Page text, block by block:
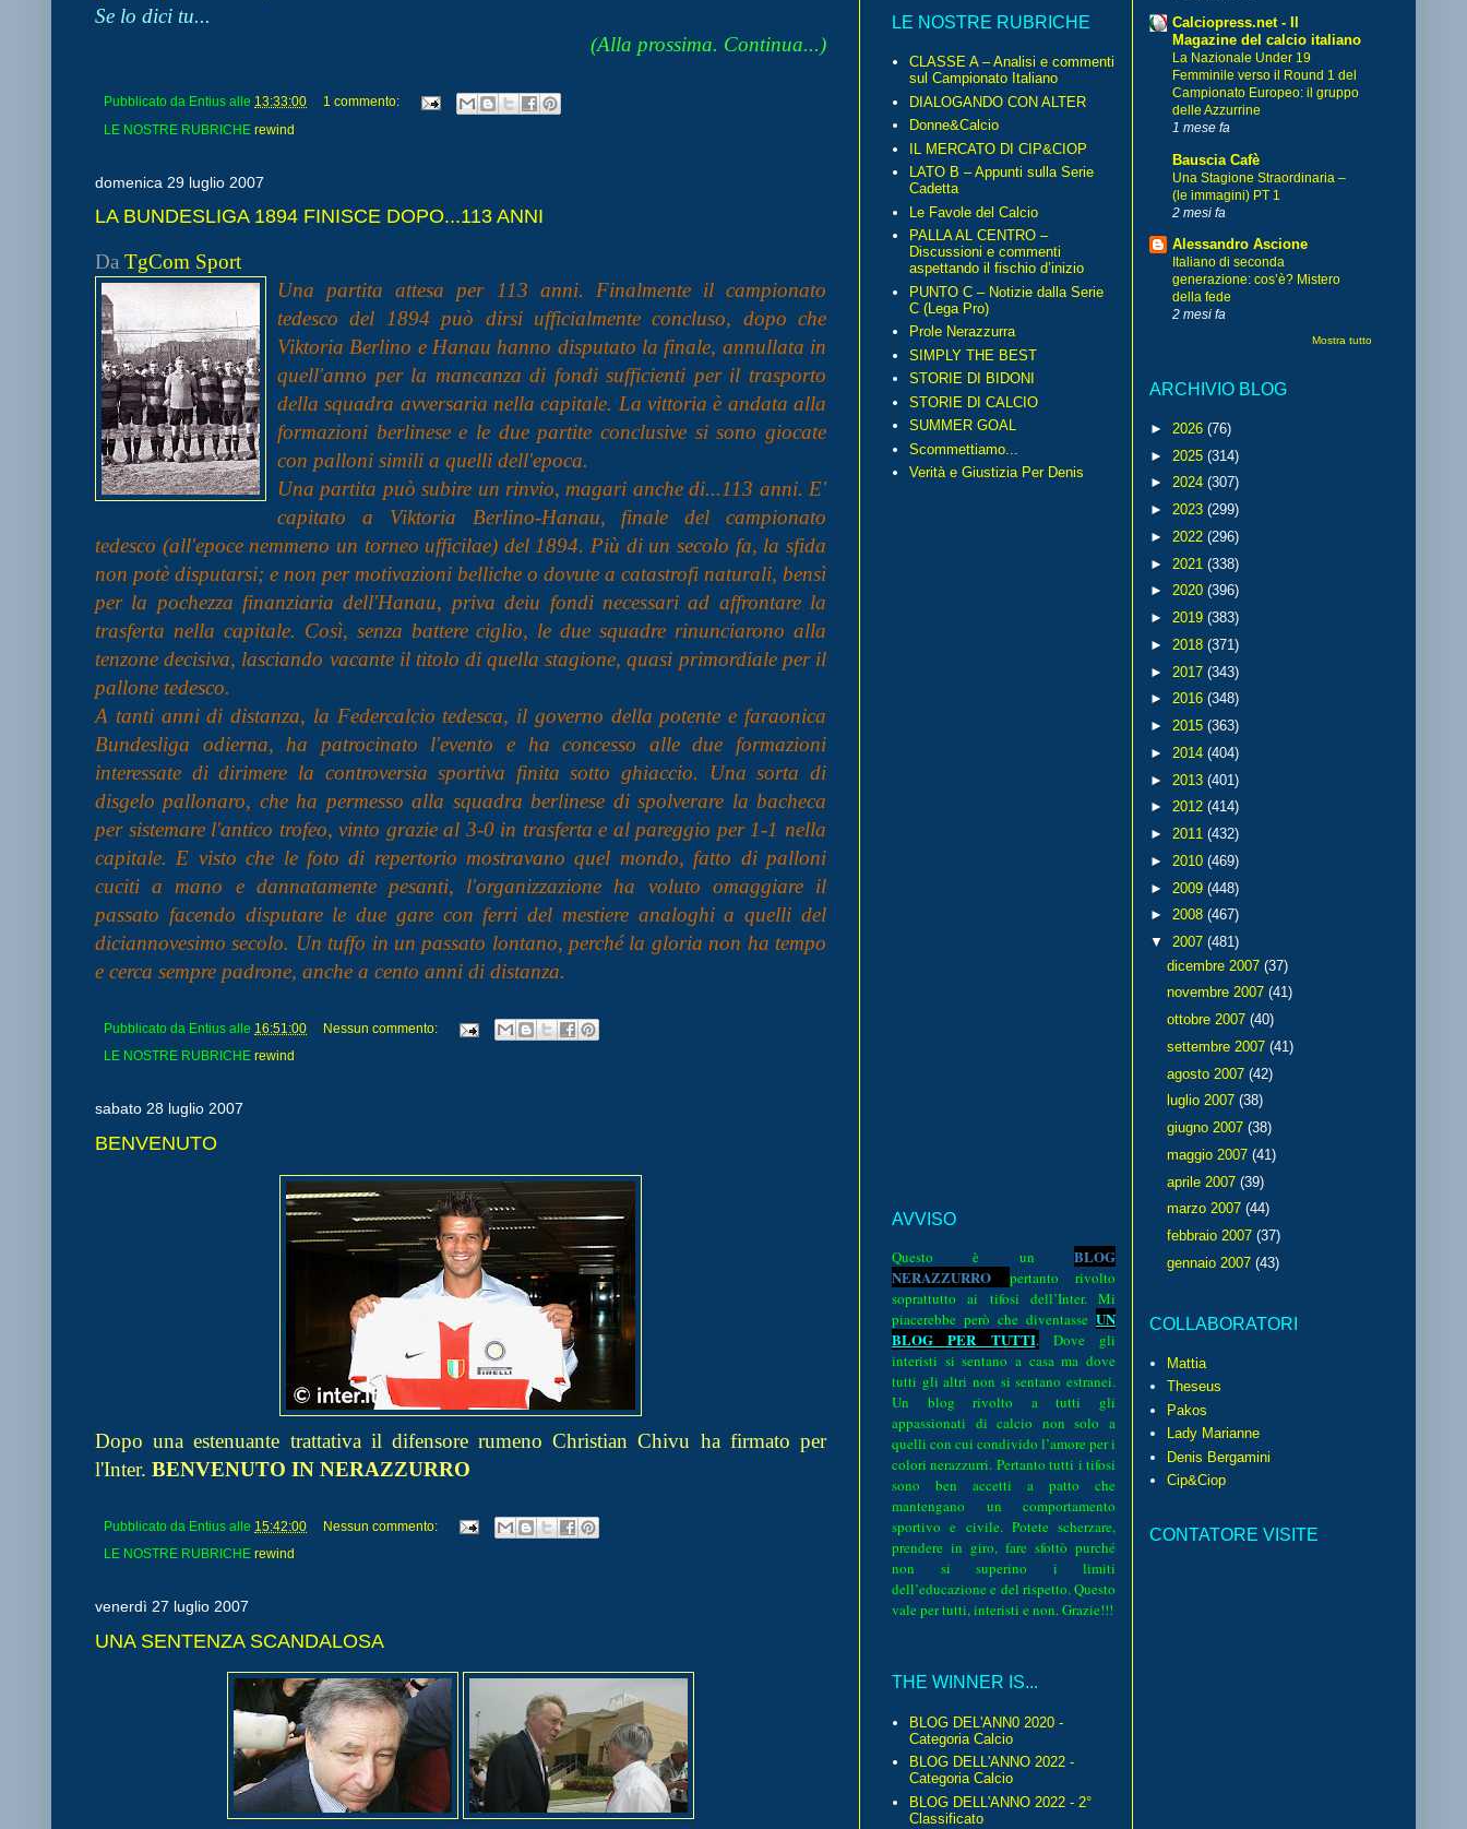
Se lo dici tu...
(Alla prossima. Continua...)
Pubblicato da Entius alle 13:33:00
1 commento:
LE NOSTRE RUBRICHE rewind
domenica 29 luglio 2007
LA BUNDESLIGA 1894 FINISCE DOPO...113 ANNI
Da TgCom Sport
Una partita attesa per 113 anni. Finalmente il campionato
tedesco del 1894 può dirsi ufficialmente concluso, dopo che
Viktoria Berlino e Hanau hanno disputato la finale, annullata in
quell'anno per la mancanza di fondi sufficienti per il trasporto
della squadra avversaria nella capitale. La vittoria è andata alla
formazioni berlinese e le due partite conclusive si sono giocate
con palloni simili a quelli dell'epoca.
Una partita può subire un rinvio, magari anche di...113 anni. E'
capitato a Viktoria Berlino-Hanau, finale del campionato
tedesco (all'epoce nemmeno un torneo ufficilae) del 1894. Più di un secolo fa, la sfida
non potè disputarsi; e non per motivazioni belliche o dovute a catastrofi naturali, bensì
per la pochezza finanziaria dell'Hanau, priva deiu fondi necessari ad affrontare la
trasferta nella capitale. Così, senza battere ciglio, le due squadre rinunciarono alla
tenzone decisiva, lasciando vacante il titolo di quella stagione, quasi primordiale per il
pallone tedesco.
A tanti anni di distanza, la Federcalcio tedesca, il governo della potente e faraonica
Bundesliga odierna, ha patrocinato l'evento e ha concesso alle due formazioni
interessate di dirimere la controversia sportiva finita sotto ghiaccio. Una sorta di
disgelo pallonaro, che ha permesso alla squadra berlinese di spolverare la bacheca
per sistemare l'antico trofeo, vinto grazie al 3-0 in trasferta e al pareggio per 1-1 nella
capitale. E visto che le foto di repertorio mostravano quel mondo, fatto di palloni
cuciti a mano e dannatamente pesanti, l'organizzazione ha voluto omaggiare il
passato facendo disputare le due gare con ferri del mestiere analoghi a quelli del
diciannovesimo secolo. Un tuffo in un passato lontano, perché la gloria non ha tempo
e cerca sempre padrone, anche a cento anni di distanza.
Pubblicato da Entius alle 16:51:00
Nessun commento:
LE NOSTRE RUBRICHE rewind
sabato 28 luglio 2007
BENVENUTO
Dopo una estenuante trattativa il difensore rumeno Christian Chivu ha firmato per
l'Inter. BENVENUTO IN NERAZZURRO
Pubblicato da Entius alle 15:42:00
Nessun commento:
LE NOSTRE RUBRICHE rewind
venerdì 27 luglio 2007
UNA SENTENZA SCANDALOSA
LE NOSTRE RUBRICHE
CLASSE A – Analisi e commenti
sul Campionato Italiano
DIALOGANDO CON ALTER
Donne&Calcio
IL MERCATO DI CIP&CIOP
LATO B – Appunti sulla Serie
Cadetta
Le Favole del Calcio
PALLA AL CENTRO –
Discussioni e commenti
aspettando il fischio d’inizio
PUNTO C – Notizie dalla Serie
C (Lega Pro)
Prole Nerazzurra
SIMPLY THE BEST
STORIE DI BIDONI
STORIE DI CALCIO
SUMMER GOAL
Scommettiamo...
Verità e Giustizia Per Denis
AVVISO
Questo è un BLOG
NERAZZURRO pertanto rivolto
soprattutto ai tifosi dell’Inter. Mi
piacerebbe però che diventasse UN
BLOG PER TUTTI.
Dove gli
interisti si sentano a casa ma dove
tutti gli altri non si sentano estranei.
Un blog rivolto a tutti gli
appassionati di calcio non solo a
quelli con cui condivido l’amore per i
colori nerazzurri. Pertanto tutti i tifosi
sono ben accetti a patto che
mantengano un comportamento
sportivo e civile. Potete scherzare,
prendere in giro, fare sfottò purché
non si superino i limiti
dell’educazione e del rispetto. Questo
vale per tutti, interisti e non. Grazie!!!
THE WINNER IS...
BLOG DEL'ANN0 2020 -
Categoria Calcio
BLOG DELL'ANNO 2022 -
Categoria Calcio
BLOG DELL'ANNO 2022 - 2°
Classificato
Calciopress.net - Il
Magazine del calcio italiano
La Nazionale Under 19
Femminile verso il Round 1 del
Campionato Europeo: il gruppo
delle Azzurrine
1 mese fa
Bauscia Cafè
Una Stagione Straordinaria –
(le immagini) PT 1
2 mesi fa
Alessandro Ascione
Italiano di seconda
generazione: cos’è? Mistero
della fede
2 mesi fa
Mostra tutto
ARCHIVIO BLOG
► 2026 (76)
► 2025 (314)
► 2024 (307)
► 2023 (299)
► 2022 (296)
► 2021 (338)
► 2020 (396)
► 2019 (383)
► 2018 (371)
► 2017 (343)
► 2016 (348)
► 2015 (363)
► 2014 (404)
► 2013 (401)
► 2012 (414)
► 2011 (432)
► 2010 (469)
► 2009 (448)
► 2008 (467)
▼ 2007 (481)
dicembre 2007 (37)
novembre 2007 (41)
ottobre 2007 (40)
settembre 2007 (41)
agosto 2007 (42)
luglio 2007 (38)
giugno 2007 (38)
maggio 2007 (41)
aprile 2007 (39)
marzo 2007 (44)
febbraio 2007 (37)
gennaio 2007 (43)
COLLABORATORI
Mattia
Theseus
Pakos
Lady Marianne
Denis Bergamini
Cip&Ciop
CONTATORE VISITE